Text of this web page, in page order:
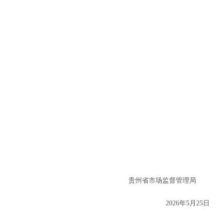
贵州省市场监督管理局
2026年5 月 25 日